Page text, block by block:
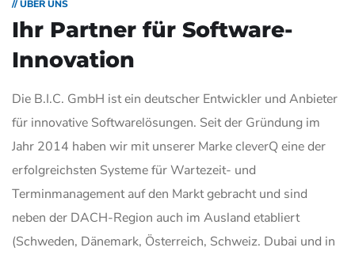
// ÜBER UNS
Ihr Partner für Software-
Innovation
Die B.I.C. GmbH ist ein deutscher Entwickler und Anbieter
für innovative Softwarelösungen. Seit der Gründung im
Jahr 2014 haben wir mit unserer Marke cleverQ eine der
erfolgreichsten Systeme für Wartezeit- und
Terminmanagement auf den Markt gebracht und sind
neben der DACH-Region auch im Ausland etabliert
(Schweden, Dänemark, Österreich, Schweiz. Dubai und in